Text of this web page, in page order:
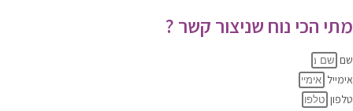
מתי הכי נוח שניצור קשר ?
שם
אימייל
טלפון